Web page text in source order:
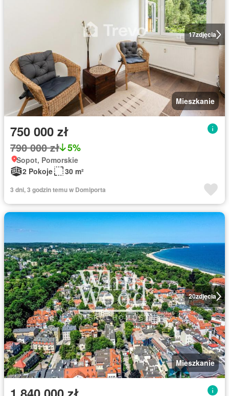
17zdjęcia
Mieszkanie
750 000 zł
790 000 zł 5%
Sopot, Pomorskie
2 Pokoje
30 m²
3 dni, 3 godzin temu w Domiporta
20zdjęcia
Mieszkanie